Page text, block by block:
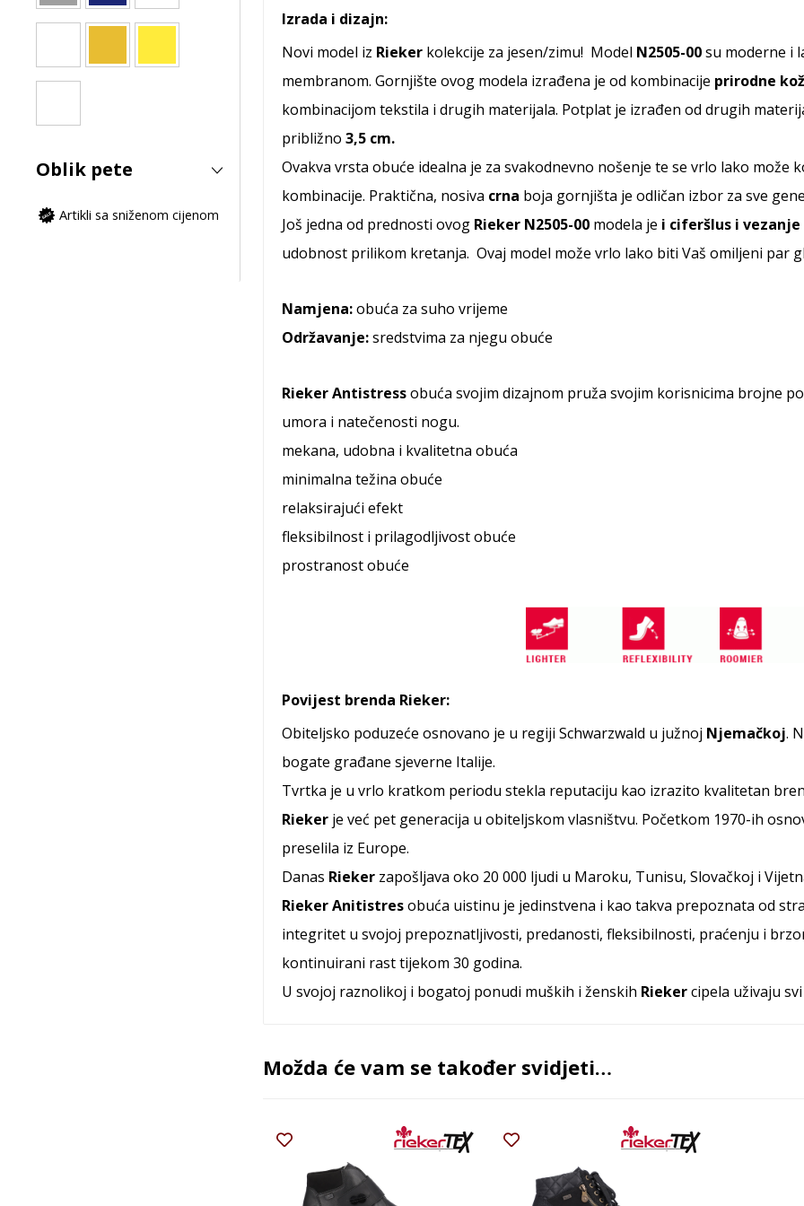
Izrada i dizajn:
Novi model iz Riekerkolekcije za jesen/zimu! Model N2505-00su moderne i
membranom. Gornjište ovog modela izrađena je od kombinacije prirodne
kombinacijom tekstila i drugih materijala. Potplat je izrađen od drugih
približno 3,5 cm.
Ovakva vrsta obuće idealna je za svakodnevno nošenje te se vrlo lako
kombinacije. Praktična, nosiva crna boja gornjišta je odličan izbor za sve
Još jedna od prednosti ovog Rieker N2505-00modela je i ciferšlus i vezanje
udobnost prilikom kretanja. Ovaj model može vrlo lako biti Vaš omiljeni par
Namjena:obuća za suho vrijeme
Održavanje:sredstvima za njegu obuće
Rieker Antistressobuća svojim dizajnom pruža svojim korisnicima brojne
umora i natečenosti nogu.
mekana, udobna i kvalitetna obuća
minimalna težina obuće
relaksirajući efekt
fleksibilnost i prilagodljivost obuće
prostranost obuće
Povijest brenda Rieker:
Obiteljsko poduzeće osnovano je u regiji Schwarzwald u južnoj Njemačkoj.
bogate građane sjeverne Italije.
Tvrtka je u vrlo kratkom periodu stekla reputaciju kao izrazito kvalitetan
Riekerje već pet generacija u obiteljskom vlasništvu. Početkom 1970-ih
preselila iz Europe.
Danas Riekerzapošljava oko 20 000 ljudi u Maroku, Tunisu, Slovačkoj i
Rieker Anitistresobuća uistinu je jedinstvena i kao takva prepoznata od
integritet u svojoj prepoznatljivosti, predanosti, fleksibilnosti, praćenju i
kontinuirani rast tijekom 30 godina.
U svojoj raznolikoj i bogatoj ponudi muških i ženskih Riekercipela uživaju
Možda će vam se također svidjeti…
Oblik pete
Artikli sa sniženom cijenom